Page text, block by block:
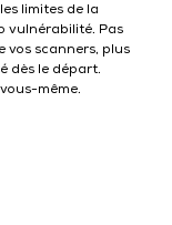
limites de la
vulnérabilité. Pas
vos scanners, plus
dès le départ.
même.